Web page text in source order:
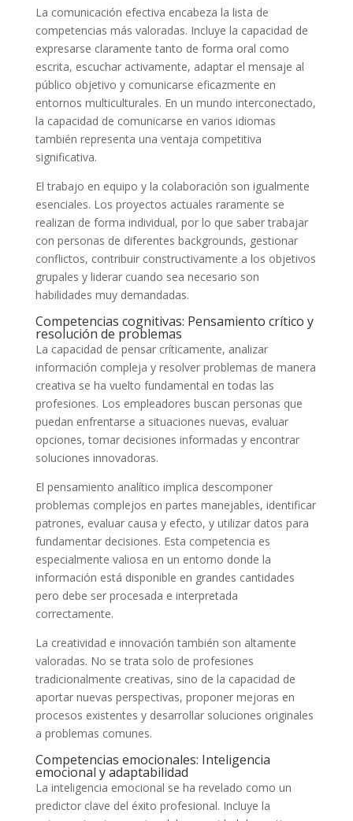
La comunicación efectiva encabeza la lista de
competencias más valoradas. Incluye la capacidad de
expresarse claramente tanto de forma oral como
escrita, escuchar activamente, adaptar el mensaje al
público objetivo y comunicarse eficazmente en
entornos multiculturales. En un mundo interconectado,
la capacidad de comunicarse en varios idiomas
también representa una ventaja competitiva
significativa.
El trabajo en equipo y la colaboración son igualmente
esenciales. Los proyectos actuales raramente se
realizan de forma individual, por lo que saber trabajar
con personas de diferentes backgrounds, gestionar
conflictos, contribuir constructivamente a los objetivos
grupales y liderar cuando sea necesario son
habilidades muy demandadas.
Competencias cognitivas: Pensamiento crítico y
resolución de problemas
La capacidad de pensar críticamente, analizar
información compleja y resolver problemas de manera
creativa se ha vuelto fundamental en todas las
profesiones. Los empleadores buscan personas que
puedan enfrentarse a situaciones nuevas, evaluar
opciones, tomar decisiones informadas y encontrar
soluciones innovadoras.
El pensamiento analítico implica descomponer
problemas complejos en partes manejables, identificar
patrones, evaluar causa y efecto, y utilizar datos para
fundamentar decisiones. Esta competencia es
especialmente valiosa en un entorno donde la
información está disponible en grandes cantidades
pero debe ser procesada e interpretada
correctamente.
La creatividad e innovación también son altamente
valoradas. No se trata solo de profesiones
tradicionalmente creativas, sino de la capacidad de
aportar nuevas perspectivas, proponer mejoras en
procesos existentes y desarrollar soluciones originales
a problemas comunes.
Competencias emocionales: Inteligencia
emocional y adaptabilidad
La inteligencia emocional se ha revelado como un
predictor clave del éxito profesional. Incluye la